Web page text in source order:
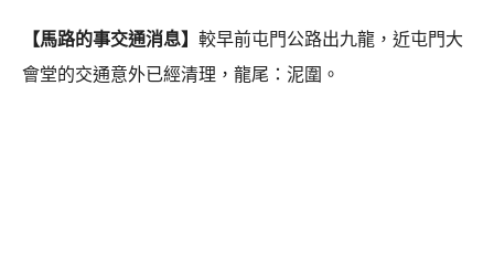
【馬路的事交通消息】 較早前屯門公路出九龍，近屯門大
會堂的交通意外已經清理，龍尾：泥圍。